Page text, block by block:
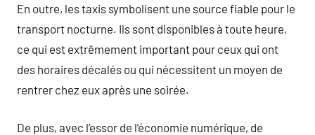
En outre, les taxis symbolisent une source fiable pour le
transport nocturne. Ils sont disponibles à toute heure,
ce qui est extrêmement important pour ceux qui ont
des horaires décalés ou qui nécessitent un moyen de
rentrer chez eux après une soirée.
De plus, avec l’essor de l’économie numérique, de